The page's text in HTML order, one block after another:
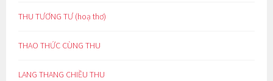
THU TƯƠNG TƯ (hoạ thơ)
THAO THỨC CÙNG THU
LANG THANG CHIỀU THU